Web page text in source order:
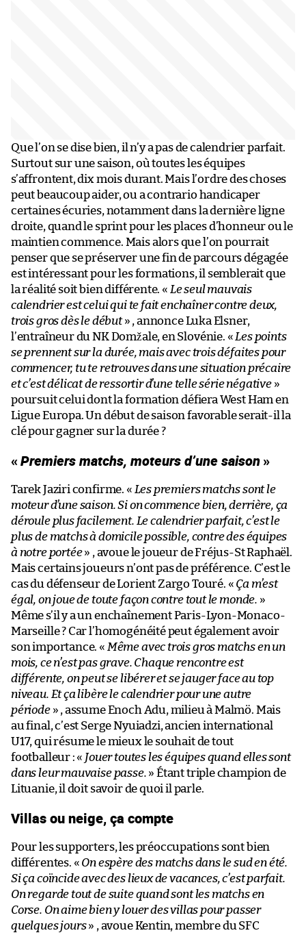
Que l’on se dise bien, il n’y a pas de calendrier parfait.
Surtout sur une saison, où toutes les équipes
s’affrontent, dix mois durant. Mais l’ordre des choses
peut beaucoup aider, ou a contrario handicaper
certaines écuries, notamment dans la dernière ligne
droite, quand le sprint pour les places d’honneur ou le
maintien commence. Mais alors que l’on pourrait
penser que se préserver une fin de parcours dégagée
est intéressant pour les formations, il semblerait que
la réalité soit bien différente. « Le seul mauvais
calendrier est celui qui te fait enchaîner contre deux,
trois gros dès le début» , annonce Luka Elsner,
l’entraîneur du NK Domžale, en Slovénie. « Les points
se prennent sur la durée, mais avec trois défaites pour
commencer, tu te retrouves dans une situation précaire
et c’est délicat de ressortir d’une telle série négative»
poursuit celui dont la formation défiera West Ham en
Ligue Europa. Un début de saison favorable serait-il la
clé pour gagner sur la durée ?
«Premiers matchs, moteurs d’une saison»
Tarek Jaziri confirme. « Les premiers matchs sont le
moteur d’une saison. Si on commence bien, derrière, ça
déroule plus facilement. Le calendrier parfait, c’est le
plus de matchs à domicile possible, contre des équipes
à notre portée» , avoue le joueur de Fréjus-St Raphaël.
Mais certains joueurs n’ont pas de préférence. C’est le
cas du défenseur de Lorient Zargo Touré. « Ça m’est
égal, on joue de toute façon contre tout le monde. »
Même s’il y a un enchaînement Paris-Lyon-Monaco-
Marseille ? Car l’homogénéité peut également avoir
son importance. « Même avec trois gros matchs en un
mois, ce n’est pas grave. Chaque rencontre est
différente, on peut se libérer et se jauger face au top
niveau. Et ça libère le calendrier pour une autre
période» , assume Enoch Adu, milieu à Malmö. Mais
au final, c’est Serge Nyuiadzi, ancien international
U17, qui résume le mieux le souhait de tout
footballeur : « Jouer toutes les équipes quand elles sont
dans leur mauvaise passe. » Étant triple champion de
Lituanie, il doit savoir de quoi il parle.
Villas ou neige, ça compte
Pour les supporters, les préoccupations sont bien
différentes. « On espère des matchs dans le sud en été.
Si ça coïncide avec des lieux de vacances, c’est parfait.
On regarde tout de suite quand sont les matchs en
Corse. On aime bien y louer des villas pour passer
quelques jours» , avoue Kentin, membre du SFC